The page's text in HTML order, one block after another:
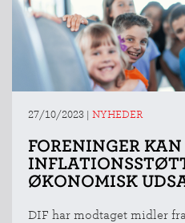
27/10/2023 | NYHEDER
FORENINGER
ØKONOMISK
DIF har modtaget midler